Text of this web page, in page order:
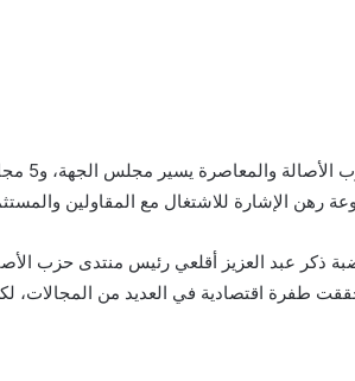
رهن الإشارة للاشتغال مع المقاولين
ذكر عبد العزيز أقلعي رئيس منتدى حزب
حققت طفرة اقتصادية في العديد من المجالات،